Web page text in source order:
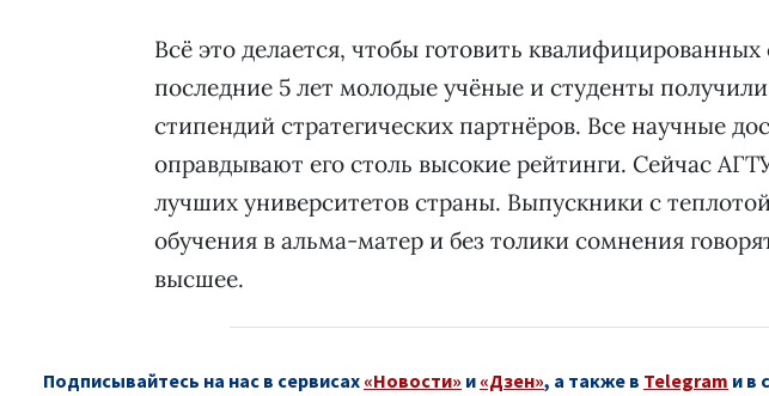
Всё это делается, чтобы готовить
последние 5 лет молодые учёные и студенты
стипендий стратегических партнёров. Все научные
оправдывают его столь высокие рейтинги. Сейчас
лучших университетов страны. Выпускники с
обучения в альма-матер и без толики сомнения
высшее.
Подписывайтесь на нас в сервисах «Новости» и «Дзен», а также в Telegram и в